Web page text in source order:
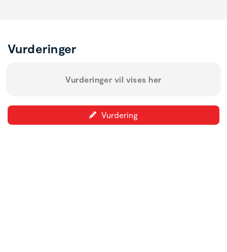
Vurderinger
Vurderinger vil vises her
Vurdering